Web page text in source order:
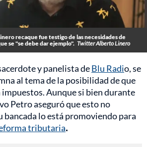
recaque fue testigo de las necesidades de
se "se debe dar ejemplo". Twitter Alberto Linero
y panelista deBlu Radio, se
al tema de la posibilidad de que
impuestos. Aunque si bien durante
Petro aseguró que esto no
bancada lo está promoviendo para
tributaria.